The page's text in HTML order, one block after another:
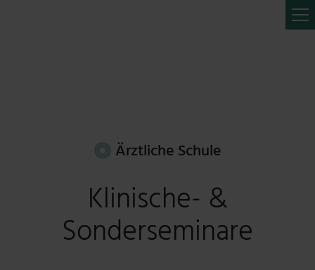
Ärztliche Schule
Klinische- &
Sonderseminare